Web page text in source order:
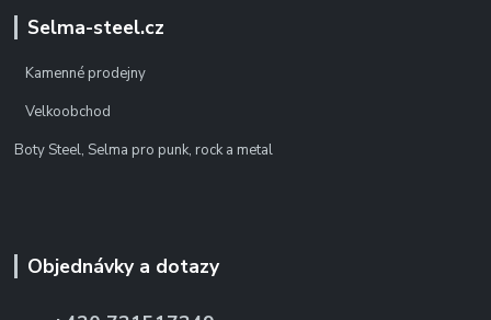
Selma-steel.cz
Kamenné prodejny
Velkoobchod
Boty Steel, Selma pro punk, rock a metal
Objednávky a dotazy